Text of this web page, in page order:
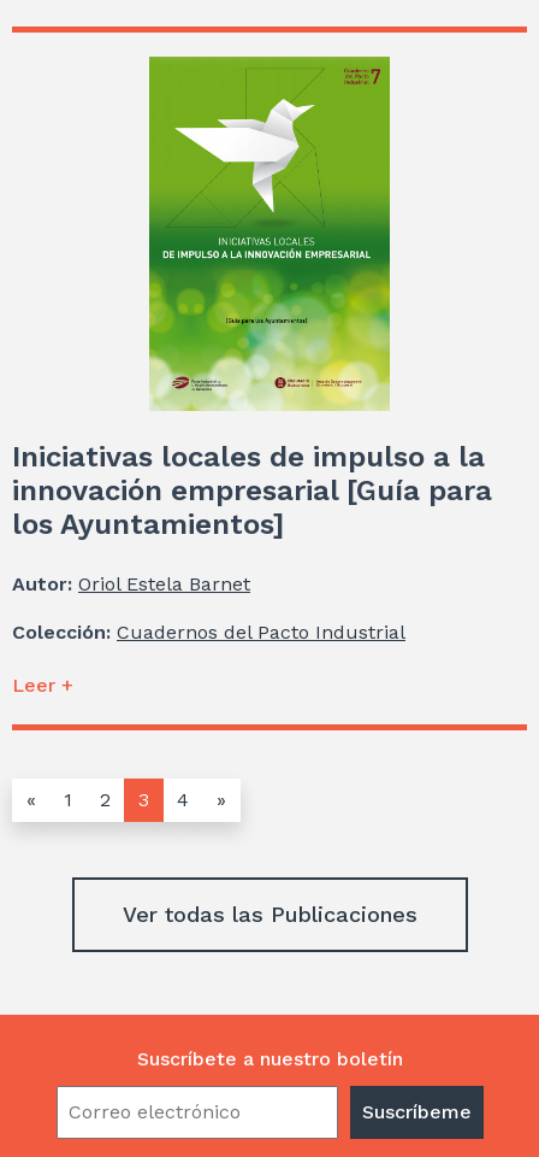
Iniciativas locales de impulso a la
innovación empresarial [Guía para
los Ayuntamientos]
Autor: Oriol Estela Barnet
Colección: Cuadernos del Pacto Industrial
Leer +
« 1 2 3 4 »
Ver todas las Publicaciones
Suscríbete a nuestro boletín